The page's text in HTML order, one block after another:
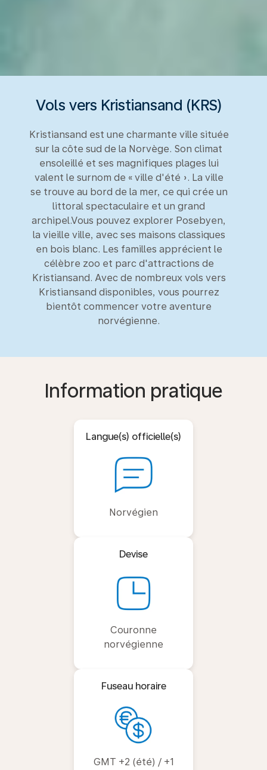
Vols vers Kristiansand (KRS)
Kristiansand est une charmante ville située
sur la côte sud de la Norvège. Son climat
ensoleillé et ses magnifiques plages lui
valent le surnom de « ville d'été ». La ville
se trouve au bord de la mer, ce qui crée un
littoral spectaculaire et un grand
archipel.Vous pouvez explorer Posebyen,
la vieille ville, avec ses maisons classiques
en bois blanc. Les familles apprécient le
célèbre zoo et parc d'attractions de
Kristiansand. Avec de nombreux vols vers
Kristiansand disponibles, vous pourrez
bientôt commencer votre aventure
norvégienne.
Information pratique
Langue(s) officielle(s)
Norvégien
Devise
Couronne
norvégienne
Fuseau horaire
GMT +2 (été) / +1